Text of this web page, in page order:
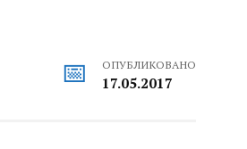
ОПУБЛИКОВАНО
17.05.2017